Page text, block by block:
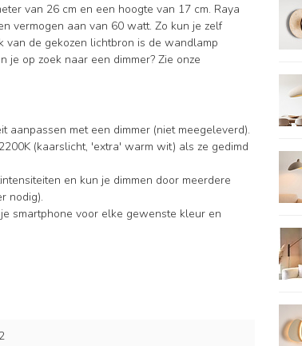
van 26 cm en een hoogte van 17 cm. Raya
vermogen aan van 60 watt. Zo kun je zelf
de gekozen lichtbron is de wandlamp
je op zoek naar een dimmer? Zie onze
aanpassen met een dimmer (niet meegeleverd).
(kaarslicht, 'extra' warm wit) als ze gedimd
en kun je dimmen door meerdere
nodig).
smartphone voor elke gewenste kleur en